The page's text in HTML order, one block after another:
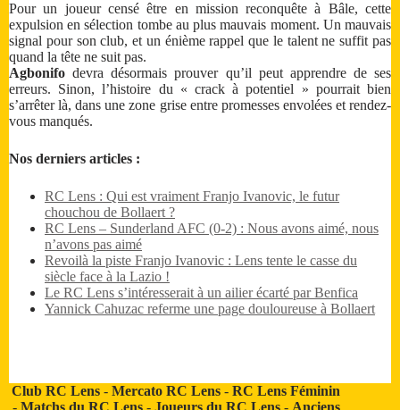
Pour un joueur censé être en mission reconquête à Bâle, cette
expulsion en sélection tombe au plus mauvais moment. Un mauvais
signal pour son club, et un énième rappel que le talent ne suffit pas
quand la tête ne suit pas.
Agbonifo devra désormais prouver qu’il peut apprendre de ses
erreurs. Sinon, l’histoire du « crack à potentiel » pourrait bien
s’arrêter là, dans une zone grise entre promesses envolées et rendez-
vous manqués.
Nos derniers articles :
RC Lens : Qui est vraiment Franjo Ivanovic, le futur
chouchou de Bollaert ?
RC Lens – Sunderland AFC (0-2) : Nous avons aimé, nous
n’avons pas aimé
Revoilà la piste Franjo Ivanovic : Lens tente le casse du
siècle face à la Lazio !
Le RC Lens s’intéresserait à un ailier écarté par Benfica
Yannick Cahuzac referme une page douloureuse à Bollaert
Club RC Lens -Mercato RC Lens -RC Lens Féminin
- Matchs du RC Lens- Joueurs du RC Lens- Anciens